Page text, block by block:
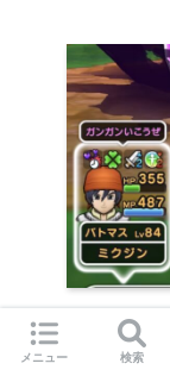
メニュー 検索